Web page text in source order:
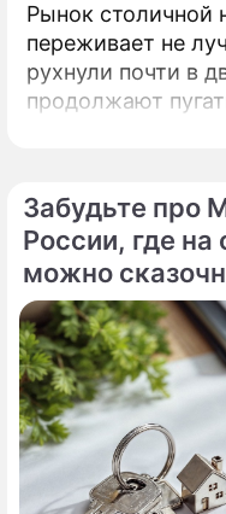
Рынок столичной
переживает не
рухнули почти в
продолжают
2026 года
Забудьте про
России, где
можно